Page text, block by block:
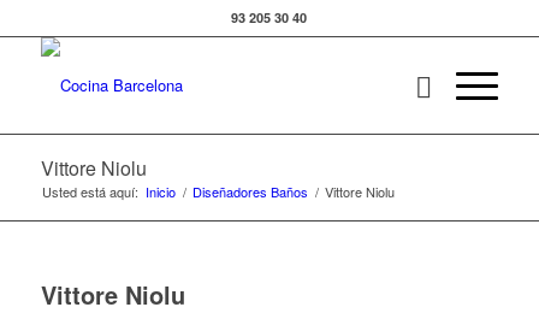
93 205 30 40
Vittore Niolu
Usted está aquí: Inicio / Diseñadores Baños / Vittore Niolu
Vittore Niolu